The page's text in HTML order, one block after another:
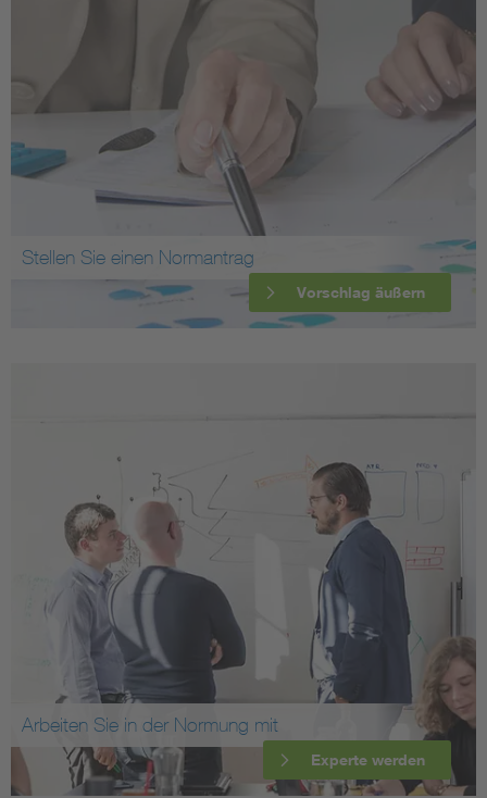
Stellen Sie einen Normantrag
Vorschlag äußern
Arbeiten Sie in der Normung mit
Experte werden